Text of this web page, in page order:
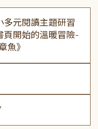
多元閱讀主題研習
開始的溫暖冒險-
魚》